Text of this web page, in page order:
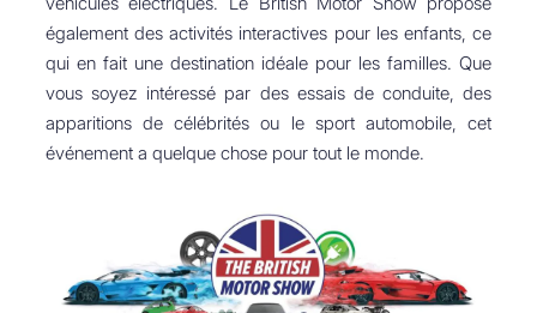
également des activités interactives pour les enfants, ce
qui en fait une destination idéale pour les familles. Que
vous soyez intéressé par des essais de conduite, des
apparitions de célébrités ou le sport automobile, cet
événement a quelque chose pour tout le monde.